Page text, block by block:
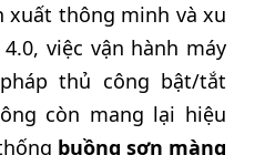
xuất thông minh và xu
việc vận hành máy
thủ công bật/tắt
còn mang lại hiệu
buồng sơn màng